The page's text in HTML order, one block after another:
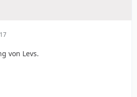
von Levs.